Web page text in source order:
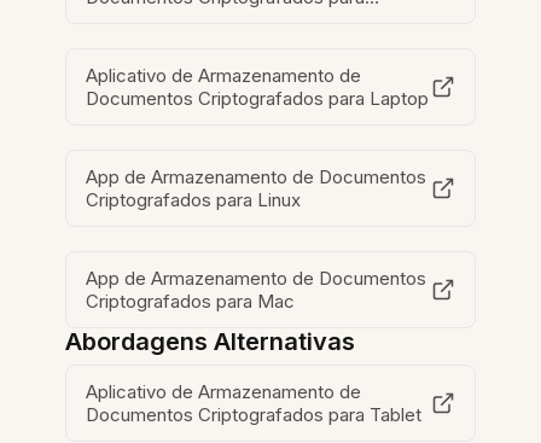
Aplicativo de Armazenamento de
Documentos Criptografados para Laptop
App de Armazenamento de Documentos
Criptografados para Linux
App de Armazenamento de Documentos
Criptografados para Mac
Abordagens Alternativas
Aplicativo de Armazenamento de
Documentos Criptografados para Tablet